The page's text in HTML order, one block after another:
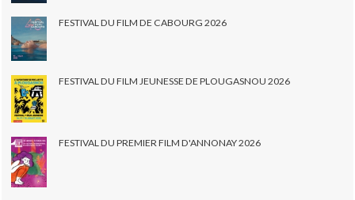
FESTIVAL DU FILM DE CABOURG 2026
FESTIVAL DU FILM JEUNESSE DE PLOUGASNOU 2026
FESTIVAL DU PREMIER FILM D'ANNONAY 2026